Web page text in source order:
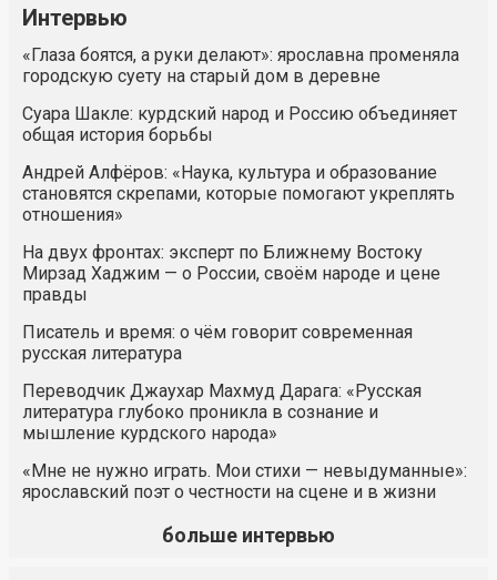
Интервью
«Глаза боятся, а руки делают»: ярославна променяла
городскую суету на старый дом в деревне
Суара Шакле: курдский народ и Россию объединяет
общая история борьбы
Андрей Алфёров: «Наука, культура и образование
становятся скрепами, которые помогают укреплять
отношения»
На двух фронтах: эксперт по Ближнему Востоку
Мирзад Хаджим — о России, своём народе и цене
правды
Писатель и время: о чём говорит современная
русская литература
Переводчик Джаухар Махмуд Дарага: «Русская
литература глубоко проникла в сознание и
мышление курдского народа»
«Мне не нужно играть. Мои стихи — невыдуманные»:
ярославский поэт о честности на сцене и в жизни
больше интервью